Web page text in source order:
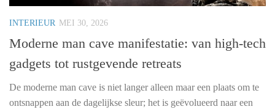
INTERIEUR MEI 30, 2026
Moderne man cave manifestatie: van high-tech
gadgets tot rustgevende retreats
De moderne man cave is niet langer alleen maar een plaats om te
ontsnappen aan de dagelijkse sleur; het is geëvolueerd naar een